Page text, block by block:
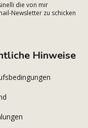
die von mir
Newsletter zu schicken
Hinweise